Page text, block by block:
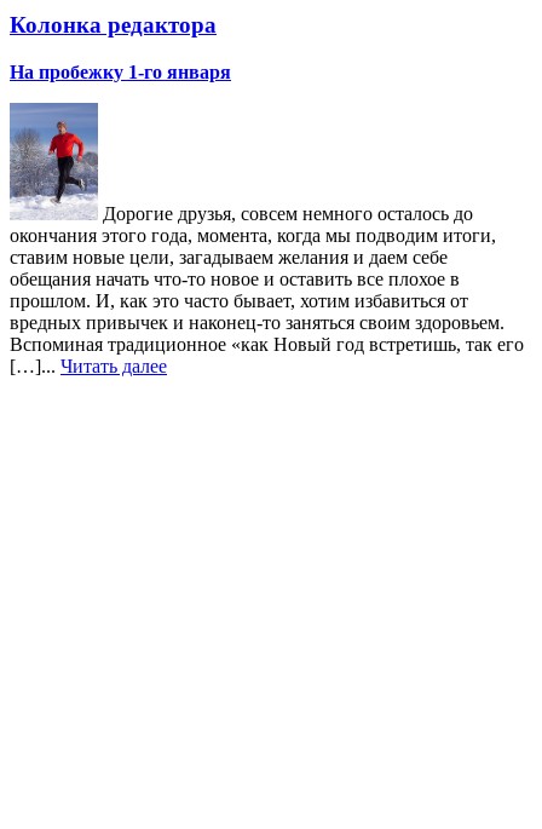
Колонка редактора
На пробежку 1-го января
Дорогие друзья, совсем немного осталось до
окончания этого года, момента, когда мы подводим итоги,
ставим новые цели, загадываем желания и даем себе
обещания начать что-то новое и оставить все плохое в
прошлом. И, как это часто бывает, хотим избавиться от
вредных привычек и наконец-то заняться своим здоровьем.
Вспоминая традиционное «как Новый год встретишь, так его
[…]... Читать далее